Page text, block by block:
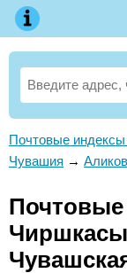
Почтовые
Чувашия →